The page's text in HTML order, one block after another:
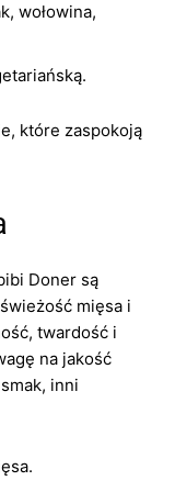
wołowina,
które zaspokoją
Doner są
mięsa i
twardość i
na jakość
inni